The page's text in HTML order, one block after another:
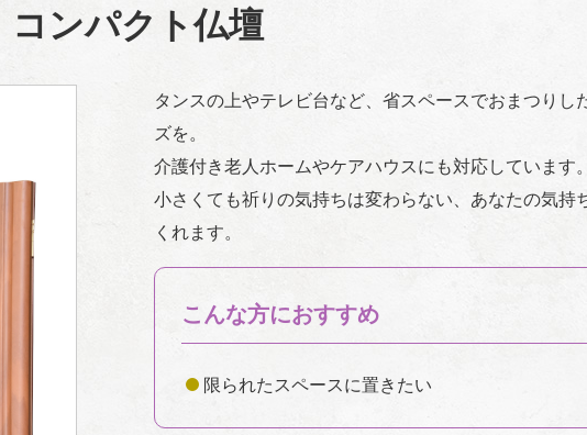
コンパクト仏壇
タンスの上やテレビ台など、省スペースでおまつりし
ズを。
介護付き老人ホームやケアハウスにも対応しています。
小さくても祈りの気持ちは変わらない、あなたの気持
くれます。
こんな方におすすめ
限られたスペースに置きたい